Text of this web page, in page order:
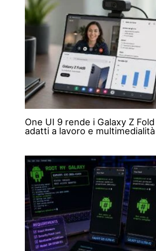
One UI 9 rende i Galaxy Z
adatti a lavoro e multimedialità